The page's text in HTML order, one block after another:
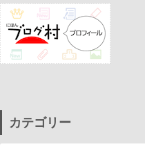
カテゴリー